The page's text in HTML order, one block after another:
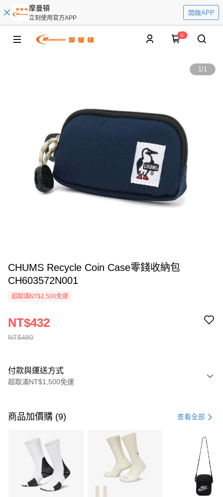
摩曼頓
立刻使用官方APP
開啟APP
0
1/1
CHUMS Recycle Coin Case零錢收納包
CH603572N001
超取滿NT$1,500免運
NT$480
NT$432
付款與運送方式
超取滿NT$1,500免運
信用卡一次付款
3 期 0 利率 每期 21家銀行
合作金庫商業銀行
第一商業銀行
華南商業銀行
彰化商業銀行
上海商業儲蓄銀行
Apple Pay
商品加價購 (9) 查看全部